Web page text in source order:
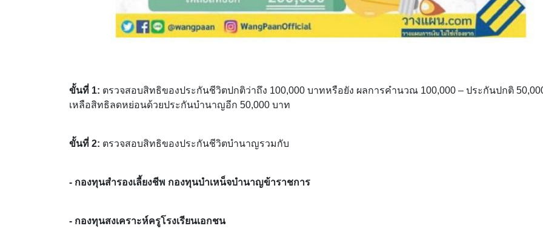
ขั้นที่ 1: ตรวจสอบสิทธิของประกันชีวิตปกติว่าถึง 100,000 บาทหรือยัง ผลการคำนวณ 100,000 – ประกันปกติ
เหลือสิทธิลดหย่อนด้วยประกันบำนาญอีก 50,000 บาท
ขั้นที่ 2: ตรวจสอบสิทธิของประกันชีวิตบำนาญรวมกับ
- กองทุนสำรองเลี้ยงชีพ กองทุนบำเหน็จบำนาญข้าราชการ
- กองทุนสงเคราะห์ครูโรงเรียนเอกชน